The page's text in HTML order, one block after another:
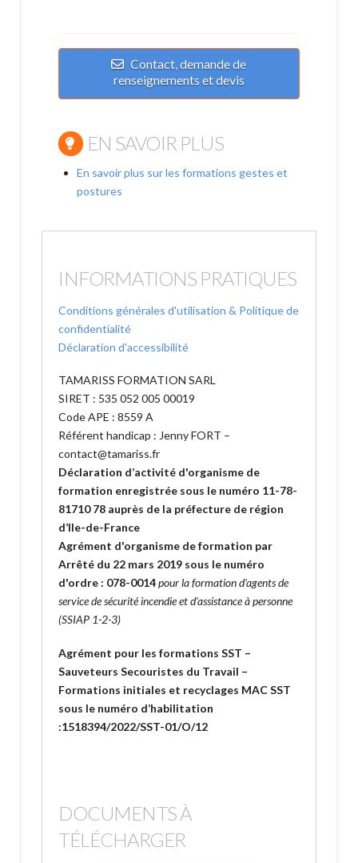
Contact, demande de
renseignements et devis
EN SAVOIR PLUS
En savoir plus sur les formations gestes et
postures
INFORMATIONS PRATIQUES
Conditions générales d'utilisation & Politique de
confidentialité
Déclaration d'accessibilité
TAMARISS FORMATION SARL
SIRET : 535 052 005 00019
Code APE : 8559 A
Référent handicap : Jenny FORT –
contact@tamariss.fr
Déclaration d’activité d'organisme de
formation enregistrée sous le numéro 11-78-
81710 78 auprès de la préfecture de région
d’Ile-de-France
Agrément d'organisme de formation par
Arrêté du 22 mars 2019 sous le numéro
d'ordre : 078-0014pour la formation d’agents de
service de sécurité incendie et d’assistance à personne
(SSIAP 1-2-3)
Agrément pour les formations SST –
Sauveteurs Secouristes du Travail –
Formations initiales et recyclages MAC SST
sous le numéro d’habilitation
:1518394/2022/SST-01/O/12
DOCUMENTS À
TÉLÉCHARGER